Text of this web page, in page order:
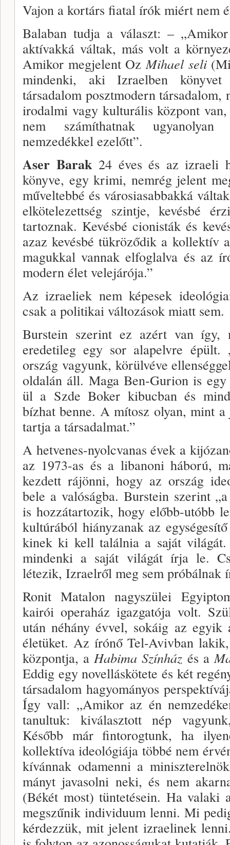
Vajon a kortárs fiatal írók miért nem
Balaban tudja a választ: –
aktívakká vál­tak, más volt a
Amikor megjelent OzMihael seli
mindenki, aki Izraelben
társadalom posztmo­dern társadalom,
irodalmi vagy kulturális köz­pont
nem számíthatnak
nemzedékkel ezelőtt”.
Aser Barak 24 éves és az izraeli
könyve, egy krimi, nemrég jelent
műveltebbé és városiasab­bakká
elkötelezettség szintje, kevésbé
tartoznak. Kevésbé cionisták és
azaz kevésbé tükröződik a kollektív
magukkal vannak elfoglalva és az
modern élet vele­járója.”
Az izraeliek nem képesek
csak a politi­kai változások miatt sem.
Burstein szerint ez azért van így,
eredetileg egy sor alapelvre
ország vagyunk, körülvéve
oldalán áll. Maga Ben-Gurion is
ül a Szde Boker kibucban és
bízhat benne. A mítosz olyan, mint a
tartja a társa­dalmat.”
A hetvenes-nyolcvanas évek a
az 1973-as és a libanoni háború,
kezdett rájönni, hogy az ország
bele a valóságba. Burstein szerint
is hozzátarto­zik, hogy előbb-utóbb
kultúrából hiányzanak az
kinek ki kell találnia a saját
mindenki a sa­ját világát írja le.
létezik, Izraelről meg sem próbál­nak
Ronit Matalon nagyszülei
kairói opera­ház igazgatója volt.
után néhány évvel, sokáig az egyik
éle­tüket. Az írónő Tel-Avivban
központja, aHa­bima Színház és a
Eddig egy novelláskötete és két
társadalom hagyományos
Így vall: „Amikor az én
tanultuk: kiválasztott nép
Később már fintorogtunk, ha
kollektíva ideológi­ája többé nem
kívánnak odamenni a
mányt javasolni neki, és nem
(Békét most) tüntetésein. Ha valaki
megszűnik individuum lenni. Mi
kér­dezzük, mit jelent izraelinek